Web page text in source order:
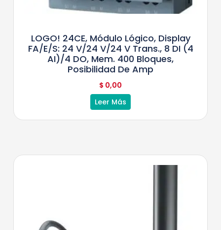
LOGO! 24CE, Módulo Lógico, Display
FA/E/S: 24 V/24 V/24 V Trans., 8 DI (4
AI)/4 DO, Mem. 400 Bloques,
Posibilidad De Amp
$ 0,00
Leer Más